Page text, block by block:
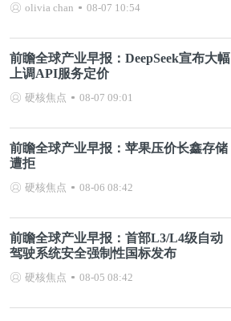
olivia chan 08-07 10:54
前瞻全球产业早报：DeepSeek宣布大幅
上调API服务定价
硬核焦点 08-07 09:01
前瞻全球产业早报：苹果压价长鑫存储
遭拒
硬核焦点 08-06 08:42
前瞻全球产业早报：首部L3/L4级自动
驾驶系统安全强制性国标发布
硬核焦点 08-05 08:42